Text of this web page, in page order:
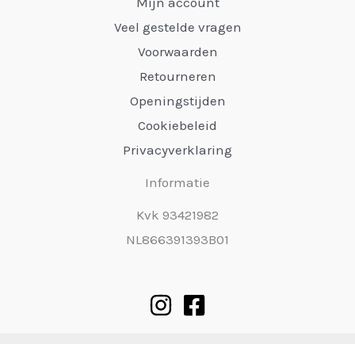
Veel gestelde vragen
Voorwaarden
Retourneren
Openingstijden
Cookiebeleid
Privacyverklaring
Informatie
Kvk 93421982
NL866391393B01